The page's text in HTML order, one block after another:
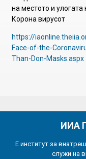
на местото и улогата
Корона вирусот
https://
Face-of-the-
Than-Don-Masks.aspx
ИИА
Е институт за
служи на